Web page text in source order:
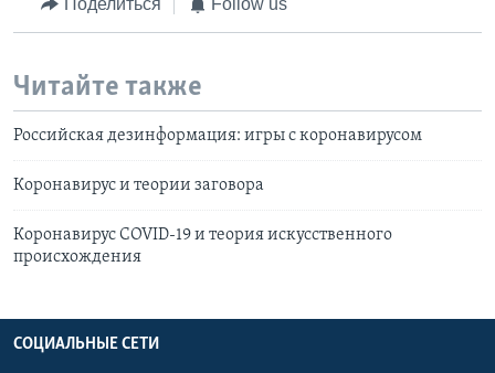
Поделиться Follow us
Читайте также
Российская дезинформация: игры с коронавирусом
Коронавирус и теории заговора
Коронавирус COVID-19 и теория искусственного
происхождения
СОЦИАЛЬНЫЕ СЕТИ